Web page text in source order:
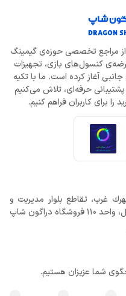
به‌عنوان یکی از مراجع تخصصی حوزه‌ی گیمینگ
کنسول‌های بازی، تجهیزات
آغاز کرده است. ما با تکیه
حرفه‌ای، تلاش می‌کنیم
برای کاربران فراهم کنیم.
غرب، تقاطع بلوار مدیریت و
دراگون شاپ